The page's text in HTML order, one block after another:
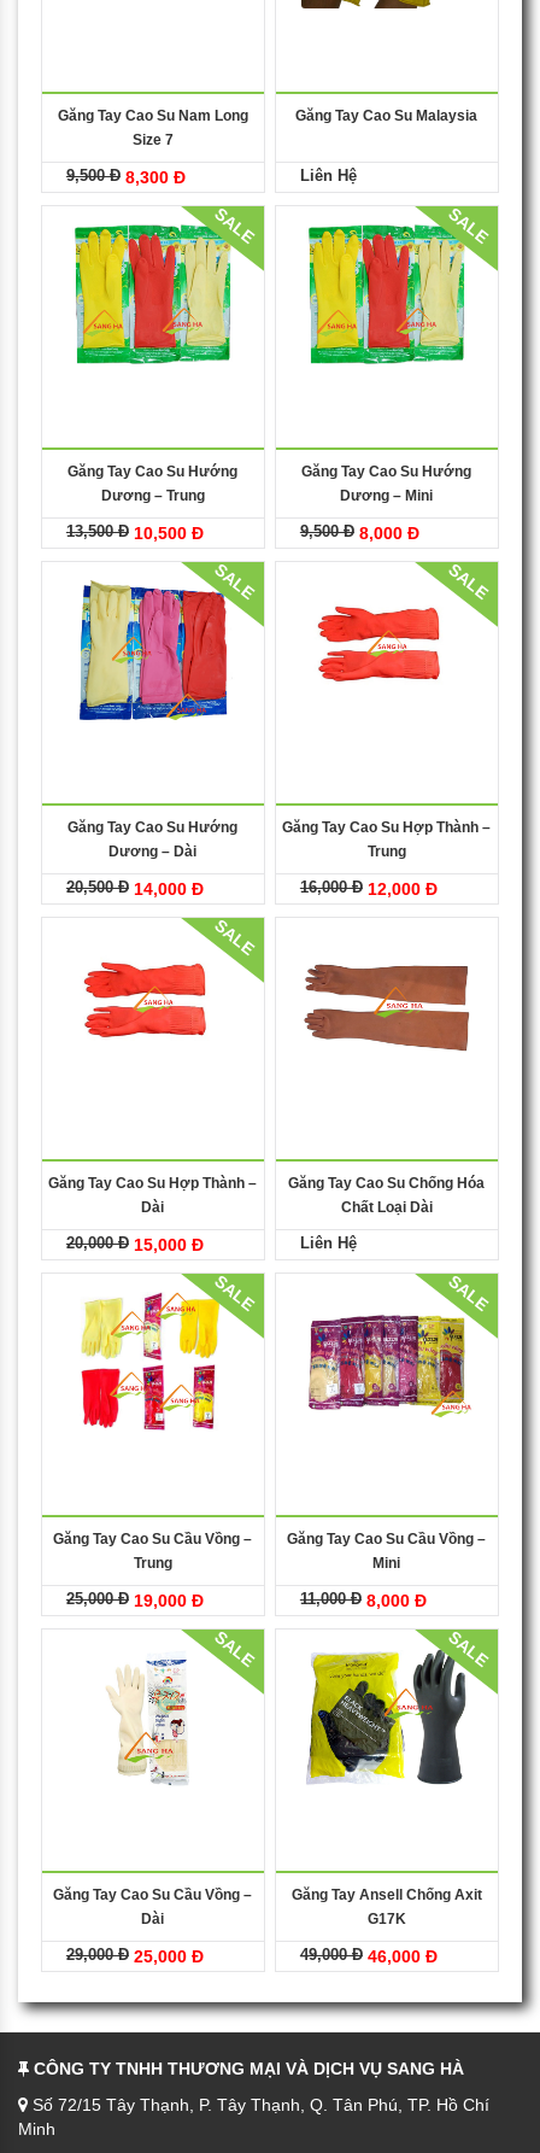
Găng Tay Cao Su Nam Long
Size 7
9,500 Đ 8,300 Đ
Găng Tay Cao Su Malaysia
Liên Hệ
SALE
Găng Tay Cao Su Hướng
Dương – Trung
13,500 Đ 10,500 Đ
SALE
Găng Tay Cao Su Hướng
Dương – Mini
9,500 Đ 8,000 Đ
SALE
Găng Tay Cao Su Hướng
Dương – Dài
20,500 Đ 14,000 Đ
SALE
Găng Tay Cao Su Hợp Thành –
Trung
16,000 Đ 12,000 Đ
SALE
Găng Tay Cao Su Hợp Thành –
Dài
20,000 Đ 15,000 Đ
Găng Tay Cao Su Chống Hóa
Chất Loại Dài
Liên Hệ
SALE
Găng Tay Cao Su Cầu Vồng –
Trung
25,000 Đ 19,000 Đ
SALE
Găng Tay Cao Su Cầu Vồng –
Mini
11,000 Đ 8,000 Đ
SALE
Găng Tay Cao Su Cầu Vồng –
Dài
29,000 Đ 25,000 Đ
SALE
Găng Tay Ansell Chống Axit
G17K
49,000 Đ 46,000 Đ
CÔNG TY TNHH THƯƠNG MẠI VÀ DỊCH VỤ SANG HÀ
Số 72/15 Tây Thạnh, P. Tây Thạnh, Q. Tân Phú, TP. Hồ Chí
Minh